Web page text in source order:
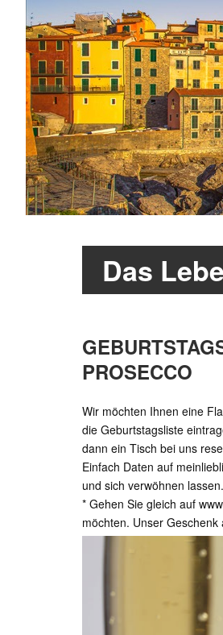
Das
PROSECCO
Wir möchten Ihnen eine
die Geburtstagsliste
dann ein Tisch bei uns
Einfach Daten auf
und sich verwöhnen
* Gehen Sie gleich auf
möchten. Unser